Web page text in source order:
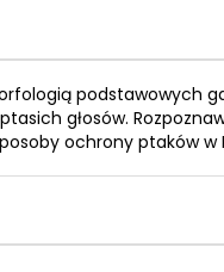
podstawowych
głosów.
ochrony ptaków w